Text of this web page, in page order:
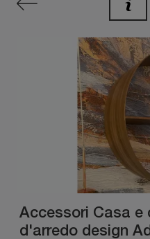
Accessori Casa e
d'arredo design